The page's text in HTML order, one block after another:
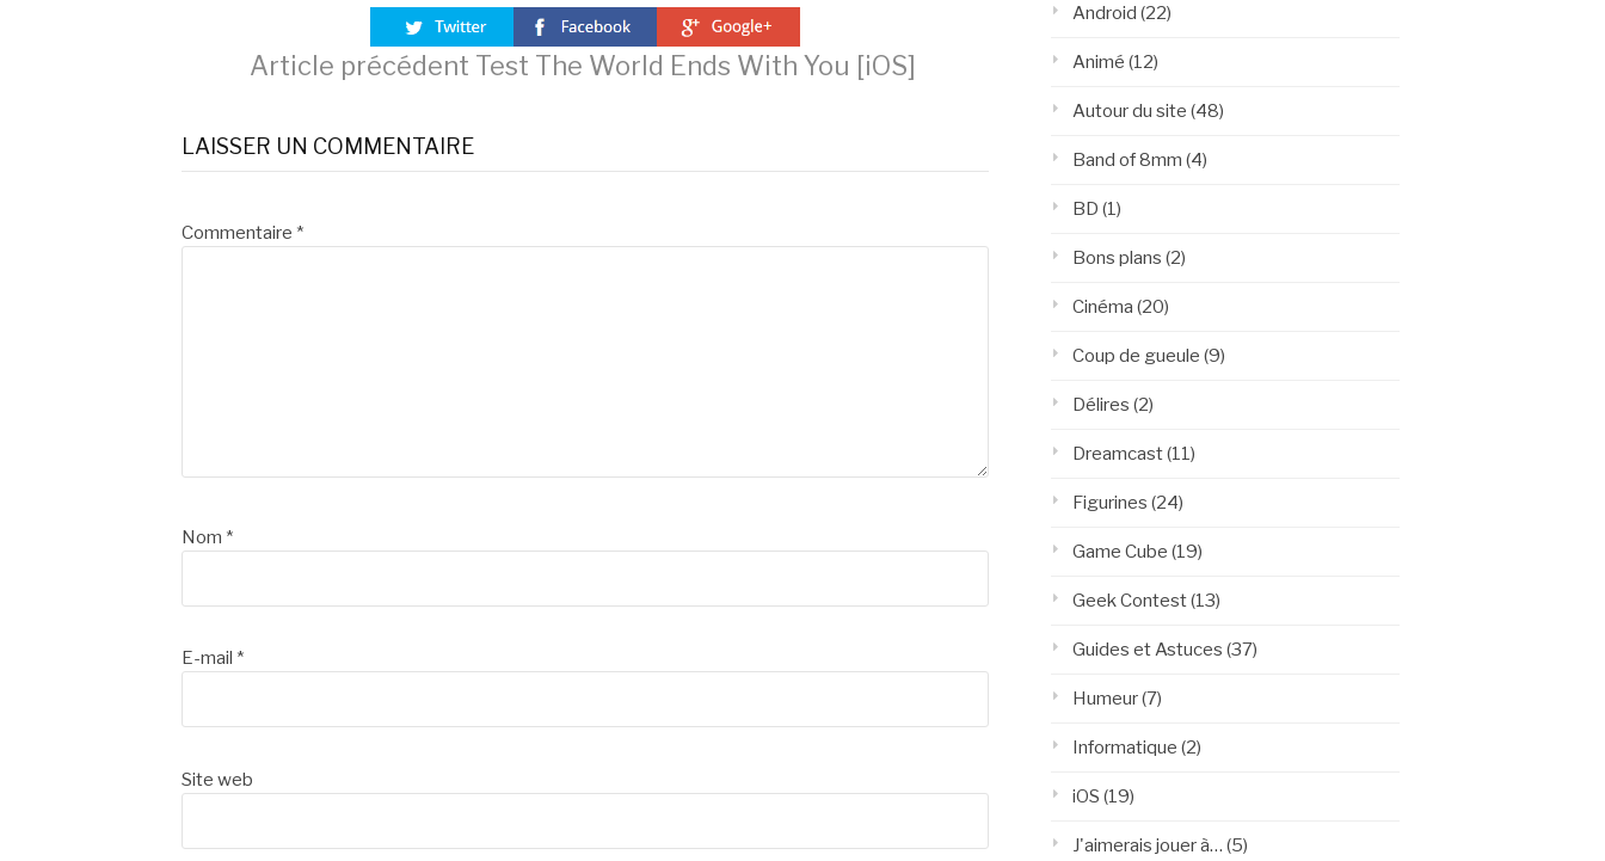
Lire
la
suite
Article précédent Test The World Ends With You [iOS]
LAISSER UN COMMENTAIRE
Commentaire *
Nom *
E-mail *
Site web
Android (22)
Animé (12)
Autour du site (48)
Band of 8mm (4)
BD (1)
Bons plans (2)
Cinéma (20)
Coup de gueule (9)
Délires (2)
Dreamcast(11)
Figurines (24)
Game Cube (19)
Geek Contest(13)
Guides et Astuces (37)
Humeur(7)
Informatique (2)
iOS (19)
J'aimerais jouer à… (5)